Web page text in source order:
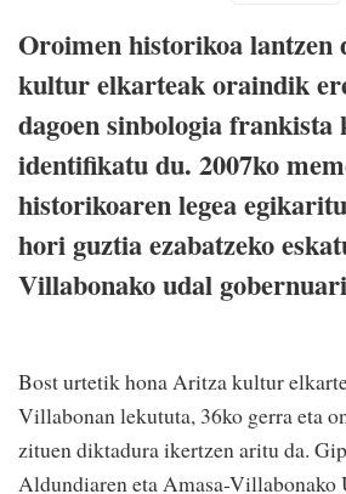
Oroimen historikoa lantzen
kultur elkarteak oraindik
dagoen sinbologia frankista
identifikatu du. 2007ko
historikoaren legea
hori guztia ezabatzeko
Villabonako udal gobernuari
Bost urtetik hona Aritza kultur
Villabonan lekututa, 36ko gerra eta
zituen diktadura ikertzen aritu da.
Aldundiaren eta Amasa-Villabonako